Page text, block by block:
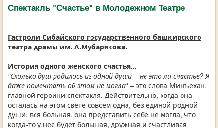
Спектакль "Счастье" в Молодежном Театре
Гастроли Сибайского государственного башкирского
театра драмы им. А.Мубарякова.
История одного женского счастья...
"Сколько душ родилось из одной души – не это ли счастье? Я
даже помечтать об этом не могла"– это слова Минъехан,
главной героини спектакля. Действительно, когда она
осталась на этом свете совсем одна, без единой родной
души, вся больная, она представить себе не могла, что
когда-то у нее будет большая, дружная и счастливая